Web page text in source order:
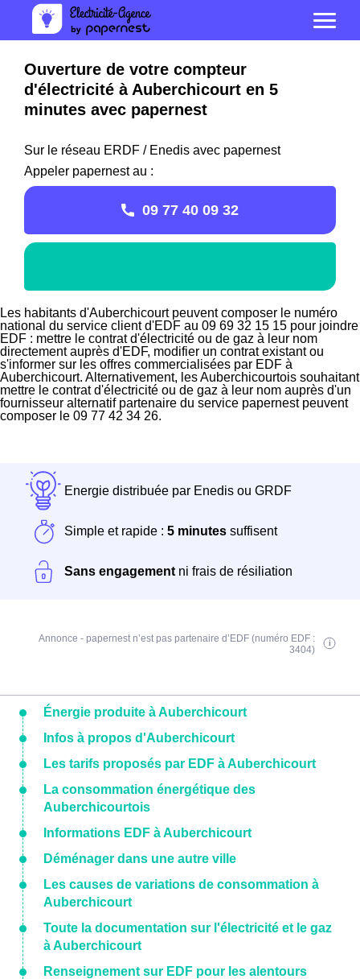
Ouverture de votre compteur
d'électricité à Auberchicourt en 5
minutes avec papernest
Sur le réseau ERDF / Enedis avec papernest
Appeler papernest au :
09 77 40 09 32
Les habitants d'Auberchicourt peuvent composer le numéro
national du service client d'EDF au 09 69 32 15 15 pour joindre
EDF : mettre le contrat d'électricité ou de gaz à leur nom
directement auprès d'EDF, modifier un contrat existant ou
s'informer sur les offres commercialisées par EDF à
Auberchicourt. Alternativement, les Auberchicourtois souhaitant
mettre le contrat d'électricité ou de gaz à leur nom auprès d'un
fournisseur alternatif partenaire du service papernest peuvent
composer le 09 77 42 34 26.
Energie distribuée par Enedis ou GRDF
Simple et rapide : 5 minutes suffisent
Sans engagement ni frais de résiliation
Annonce - papernest n’est pas partenaire d’EDF (numéro EDF :
3404)
Énergie produite à Auberchicourt
Infos à propos d'Auberchicourt
Les tarifs proposés par EDF à Auberchicourt
La consommation énergétique des
Auberchicourtois
Informations EDF à Auberchicourt
Déménager dans une autre ville
Les causes de variations de consommation à
Auberchicourt
Toute la documentation sur l'électricité et le gaz
à Auberchicourt
Renseignement sur EDF pour les alentours